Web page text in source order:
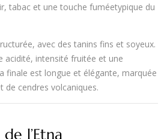
tabac et une touche fuméetypique du
, avec des tanins fins et soyeux.
acidité, intensité fruitée et une
finale est longue et élégante, marquée
de cendres volcaniques.
l’Etna